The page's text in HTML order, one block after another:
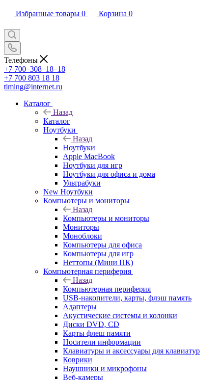
Избранные товары 0 Корзина 0
Телефоны
+7 700‒308‒18‒18
+7 700 803 18 18
timing@internet.ru
Каталог
Назад
Каталог
Ноутбуки
Назад
Ноутбуки
Apple MacBook
Ноутбуки для игр
Ноутбуки для офиса и дома
Ультрабуки
New Ноутбуки
Компьютеры и мониторы
Назад
Компьютеры и мониторы
Мониторы
Моноблоки
Компьютеры для офиса
Компьютеры для игр
Неттопы (Мини ПК)
Компьютерная периферия
Назад
Компьютерная периферия
USB-накопители, карты, флэш память
Адаптеры
Акустические системы и колонки
Диски DVD, CD
Карты флеш памяти
Носители информации
Клавиатуры и аксессуары для клавиатур
Коврики
Наушники и микрофоны
Веб-камеры